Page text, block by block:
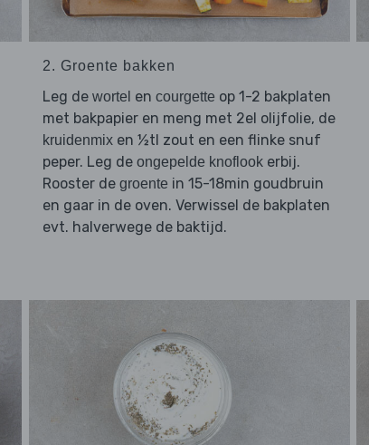
2. Groente bakken
Leg de wortel en courgette op 1-2 bakplaten
met bakpapier en meng met 2el olijfolie, de
kruidenmixen ½tl zout en een flinke snuf
peper. Leg de ongepelde knoflookerbij.
Rooster de groente in 15-18min goudbruin
en gaar in de oven. Verwissel de bakplaten
evt. halverwege de baktijd.